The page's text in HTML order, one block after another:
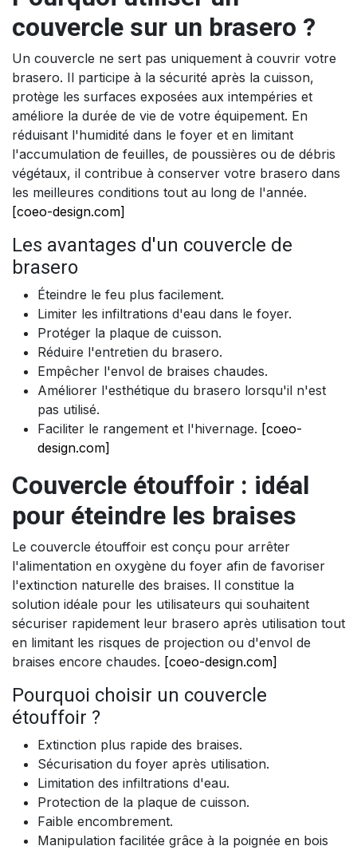
couvercle sur un brasero ?
Un couvercle ne sert pas uniquement à couvrir votre
brasero. Il participe à la sécurité après la cuisson,
protège les surfaces exposées aux intempéries et
améliore la durée de vie de votre équipement. En
réduisant l'humidité dans le foyer et en limitant
l'accumulation de feuilles, de poussières ou de débris
végétaux, il contribue à conserver votre brasero dans
les meilleures conditions tout au long de l'année.
[coeo-design.com]
Les avantages d'un couvercle de
brasero
Éteindre le feu plus facilement.
Limiter les infiltrations d'eau dans le foyer.
Protéger la plaque de cuisson.
Réduire l'entretien du brasero.
Empêcher l'envol de braises chaudes.
Améliorer l'esthétique du brasero lorsqu'il n'est
pas utilisé.
Faciliter le rangement et l'hivernage. [coeo-
design.com]
Couvercle étouffoir : idéal
pour éteindre les braises
Le couvercle étouffoir est conçu pour arrêter
l'alimentation en oxygène du foyer afin de favoriser
l'extinction naturelle des braises. Il constitue la
solution idéale pour les utilisateurs qui souhaitent
sécuriser rapidement leur brasero après utilisation tout
en limitant les risques de projection ou d'envol de
braises encore chaudes. [coeo-design.com]
Pourquoi choisir un couvercle
étouffoir ?
Extinction plus rapide des braises.
Sécurisation du foyer après utilisation.
Limitation des infiltrations d'eau.
Protection de la plaque de cuisson.
Faible encombrement.
Manipulation facilitée grâce à la poignée en bois